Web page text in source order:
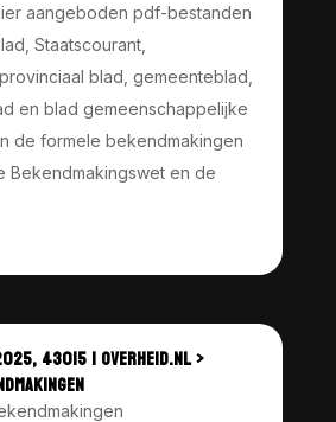
aangeboden pdf-bestanden
Staatscourant,
blad, gemeenteblad,
en blad gemeenschappelijke
de formele bekendmakingen
Bekendmakingswet en de
43015 | OVERHEID.NL >